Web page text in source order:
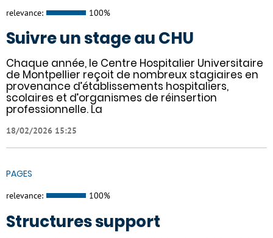
relevance: 100%
Suivre un stage au CHU
Chaque année, le Centre Hospitalier Universitaire
de Montpellier reçoit de nombreux stagiaires en
provenance d’établissements hospitaliers,
scolaires et d’organismes de réinsertion
professionnelle. La
18/02/2026 15:25
PAGES
relevance: 100%
Structures support